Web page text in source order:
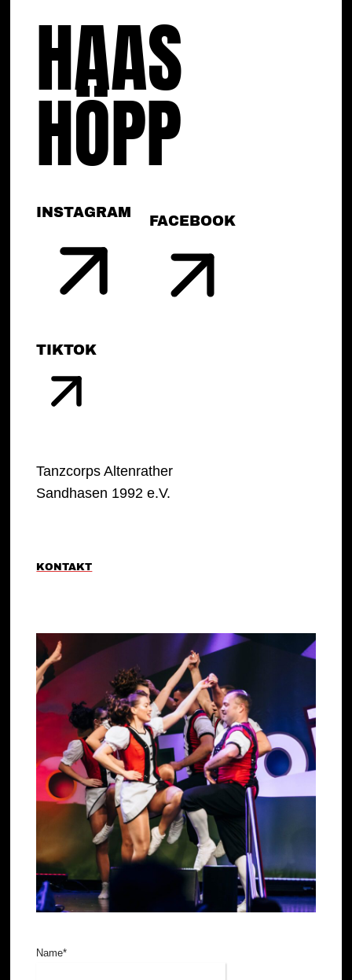
HAAS
HÖPP
INSTAGRAM
FACEBOOK
TIKTOK
Tanzcorps Altenrather
Sandhasen 1992 e.V.
KONTAKT
Name*